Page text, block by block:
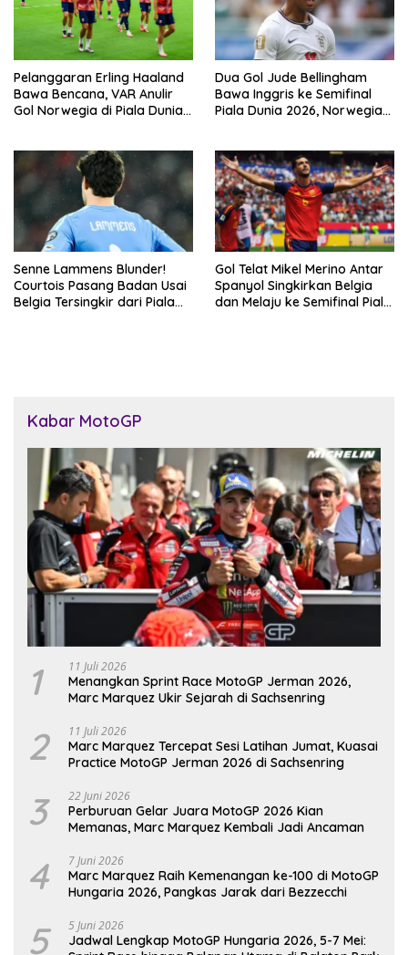
Pelanggaran Erling Haaland
Bawa Bencana, VAR Anulir
Gol Norwegia di Piala Dunia
Dua Gol Jude Bellingham
Bawa Inggris ke Semifinal
Piala Dunia 2026, Norwegia
Senne Lammens Blunder!
Courtois Pasang Badan Usai
Belgia Tersingkir dari Piala
Gol Telat Mikel Merino Antar
Spanyol Singkirkan Belgia
dan Melaju ke Semifinal Piala
Kabar MotoGP
1 11 Juli 2026
Menangkan Sprint Race MotoGP Jerman 2026,
Marc Marquez Ukir Sejarah di Sachsenring
2 11 Juli 2026
Marc Marquez Tercepat Sesi Latihan Jumat, Kuasai
Practice MotoGP Jerman 2026 di Sachsenring
3 22 Juni 2026
Perburuan Gelar Juara MotoGP 2026 Kian
Memanas, Marc Marquez Kembali Jadi Ancaman
4 7 Juni 2026
Marc Marquez Raih Kemenangan ke-100 di MotoGP
Hungaria 2026, Pangkas Jarak dari Bezzecchi
5 5 Juni 2026
Jadwal Lengkap MotoGP Hungaria 2026, 5-7 Mei: